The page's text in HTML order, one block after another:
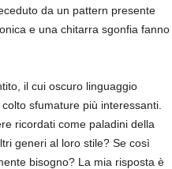
da un pattern presente
e una chitarra sgonfia fanno
il cui oscuro linguaggio
sfumature più interessanti.
ricordati come paladini della
generi al loro stile? Se così
bisogno? La mia risposta è